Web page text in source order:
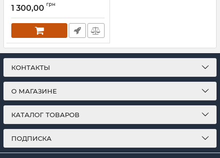
1 300,00 грн
КОНТАКТЫ
О МАГАЗИНЕ
КАТАЛОГ ТОВАРОВ
ПОДПИСКА